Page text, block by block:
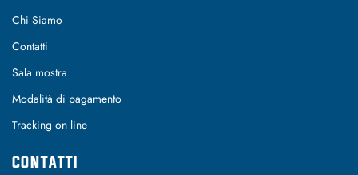
Chi Siamo
Contatti
Sala mostra
Modalità di pagamento
Tracking on line
CONTATTI